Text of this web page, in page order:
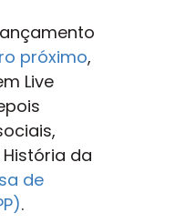
próximo,
Live
da
de
.